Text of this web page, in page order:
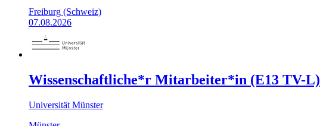
Freiburg (Schweiz)
07.08.2026
Wissenschaftliche*r Mitarbeiter*in (E13 TV-L)
Universität Münster